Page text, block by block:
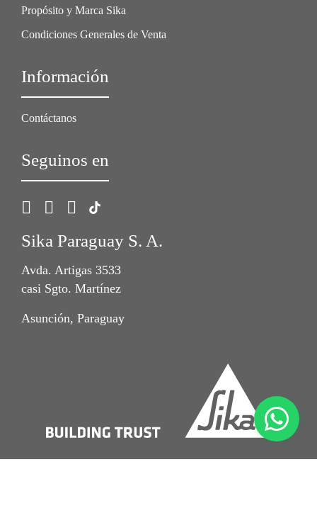
Propósito y Marca Sika
Condiciones Generales de Venta
Información
Contáctanos
Seguinos en
Sika Paraguay S. A.
Avda. Artigas 3533
casi Sgto. Martínez
Asunción, Paraguay